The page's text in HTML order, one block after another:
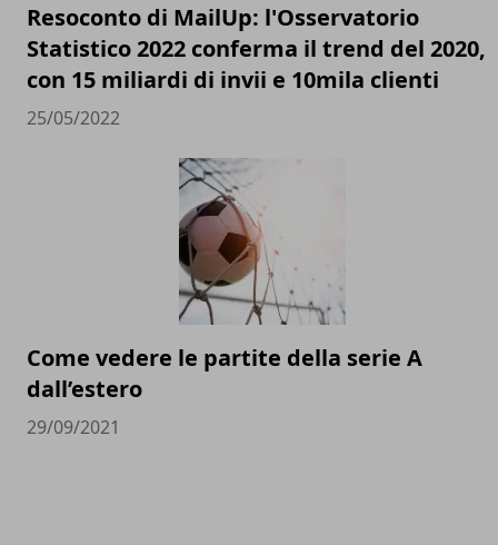
Resoconto di MailUp: l'Osservatorio
Statistico 2022 conferma il trend del 2020,
con 15 miliardi di invii e 10mila clienti
25/05/2022
Come vedere le partite della serie A
dall’estero
29/09/2021